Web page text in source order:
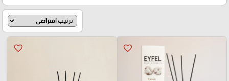
favorite_border
favorite_border